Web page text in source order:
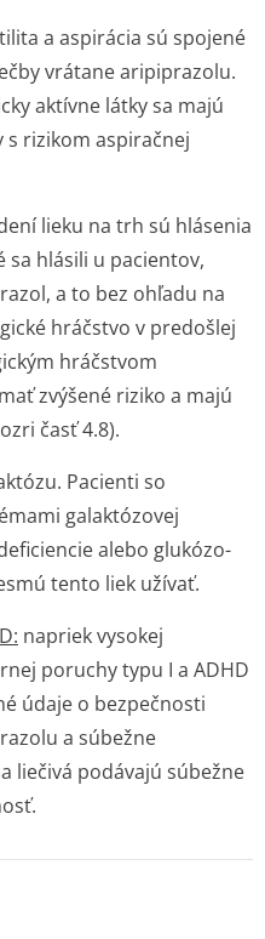
a aspirácia sú spojené
vrátane aripiprazolu.
aktívne látky sa majú
rizikom aspiračnej
lieku na trh sú hlásenia
hlásili u pacientov,
a to bez ohľadu na
hráčstvo v predošlej
hráčstvom
zvýšené riziko a majú
časť 4.8).
Pacienti so
galaktózovej
alebo glukózo-
tento liek užívať.
napriek vysokej
poruchy typu I a ADHD
údaje o bezpečnosti
a súbežne
liečivá podávajú súbežne